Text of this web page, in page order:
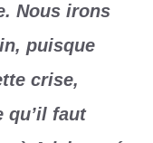
Nous irons
puisque
crise,
qu’il faut